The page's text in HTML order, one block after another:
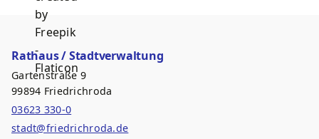
Rathaus / Stadtverwaltung
Gartenstraße 9
99894 Friedrichroda
03623 330-0
stadt@friedrichroda.de